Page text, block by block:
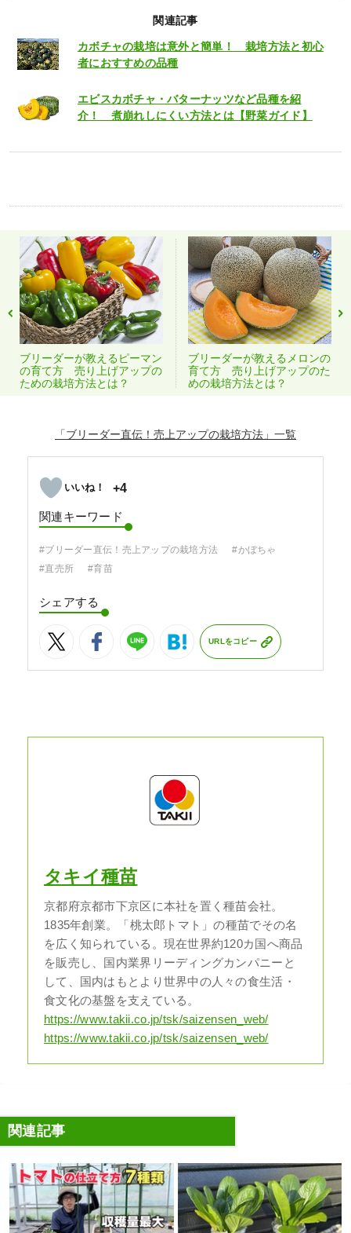
関連記事
カボチャの栽培は意外と簡単！ 栽培方法と初心
者におすすめの品種
エビスカボチャ・バターナッツなど品種を紹
介！ 煮崩れしにくい方法とは【野菜ガイド】
ブリーダーが教えるピーマン
の育て方 売り上げアップの
ための栽培方法とは？
ブリーダーが教えるメロンの
育て方 売り上げアップのた
めの栽培方法とは？
「ブリーダー直伝！売上アップの栽培方法」
+4
関連キーワード
#ブリーダー直伝！売上アップの栽培方法
#かぼちゃ
#直売所
#育苗
シェアする
URLをコピー
タキイ種苗
京都府京都市下京区に本社を置く種苗会社。
1835年創業。「桃太郎トマト」の種苗でその名
を広く知られている。現在世界約120カ国へ商品
を販売し、国内業界リーディングカンパニーと
して、国内はもとより世界中の人々の食生活・
食文化の基盤を支えている。
https://www.takii.co.jp/tsk/saizensen_web/
https://www.takii.co.jp/tsk/saizensen_web/
関連記事